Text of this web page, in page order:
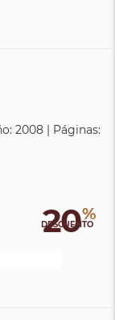
2008 | Páginas:
20%
DESCUENTO